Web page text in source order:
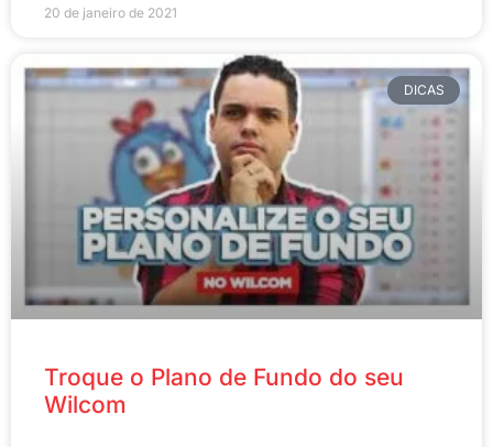
20 de janeiro de 2021
DICAS
Troque o Plano de Fundo do seu
Wilcom